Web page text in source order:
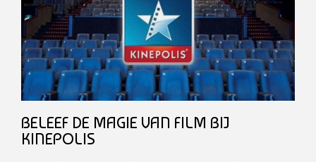
BELEEF DE MAGIE VAN FILM BIJ
KINEPOLIS